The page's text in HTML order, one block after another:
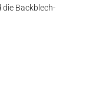
Backblech-